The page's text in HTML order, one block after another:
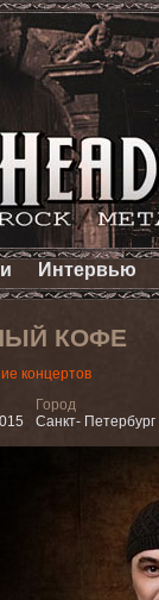
Интервью
КОФЕ
концертов
Город
Санкт- Петербург